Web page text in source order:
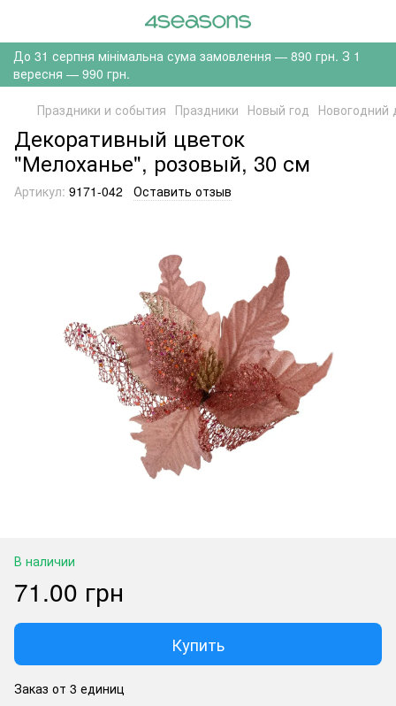
До 31 серпня мінімальна сума замовлення — 890 грн. З 1
вересня — 990 грн.
Праздники и события Праздники Новый год Новогодний
Декоративный цветок
"Мелоханье", розовый, 30 см
Артикул: 9171-042 Оставить отзыв
В наличии
71.00 грн
Купить
Заказ от 3 единиц